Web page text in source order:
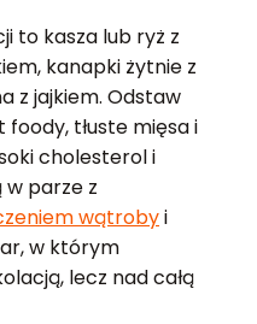
to kasza lub ryż z
kanapki żytnie z
z jajkiem. Odstaw
foody, tłuste mięsa i
cholesterol i
w parze z
wątrobyi
w którym
lecz nad całą